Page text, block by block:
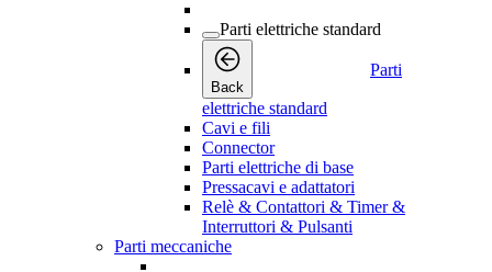
Parti elettriche standard
Back
Parti
elettriche standard
Cavi e fili
Connector
Parti elettriche di base
Pressacavi e adattatori
Relè & Contattori & Timer &
Interruttori & Pulsanti
Parti meccaniche